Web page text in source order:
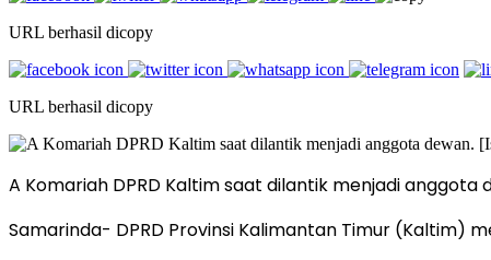
URL berhasil dicopy
URL berhasil dicopy
A Komariah DPRD Kaltim saat dilantik menjadi anggota
Samarinda- DPRD Provinsi Kalimantan Timur (Kaltim)